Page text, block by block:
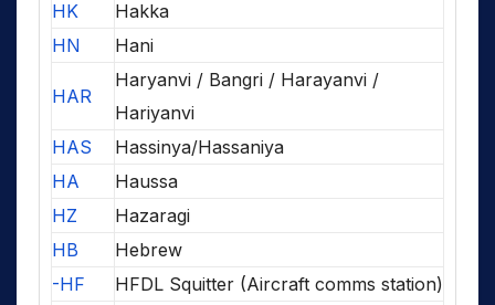
HK
Hakka
HN
Hani
HAR
Haryanvi / Bangri / Harayanvi /
Hariyanvi
HAS
Hassinya/Hassaniya
HA
Haussa
HZ
Hazaragi
HB
Hebrew
-HF
HFDL Squitter (Aircraft comms station)